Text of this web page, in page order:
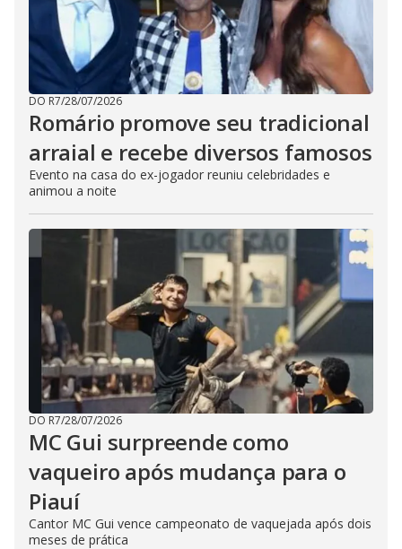
DO R7/28/07/2026
Romário promove seu tradicional
arraial e recebe diversos famosos
Evento na casa do ex-jogador reuniu celebridades e
animou a noite
DO R7/28/07/2026
MC Gui surpreende como
vaqueiro após mudança para o
Piauí
Cantor MC Gui vence campeonato de vaquejada após dois
meses de prática